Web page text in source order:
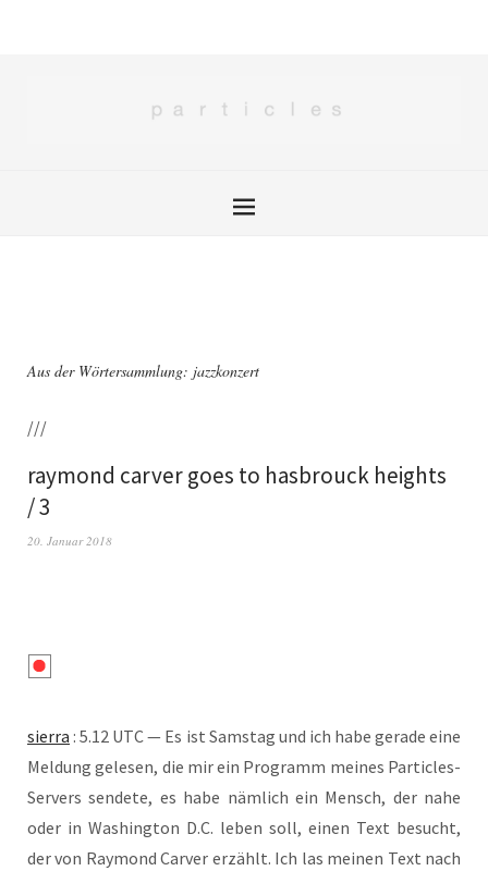
Aus der Wörtersammlung: jazzkonzert
///
raymond carver goes to hasbrouck heights
/ 3
20. Januar 2018
sier­ra : 5.12 UTC — Es ist Sams­tag und ich habe gera­de eine
Mel­dung gele­sen, die mir ein Pro­gramm mei­nes Par­tic­les-
Ser­vers sen­de­te, es habe näm­lich ein Mensch, der nahe
oder in Washing­ton D.C. leben soll, einen Text besucht,
der von Ray­mond Car­ver erzählt. Ich las mei­nen Text nach